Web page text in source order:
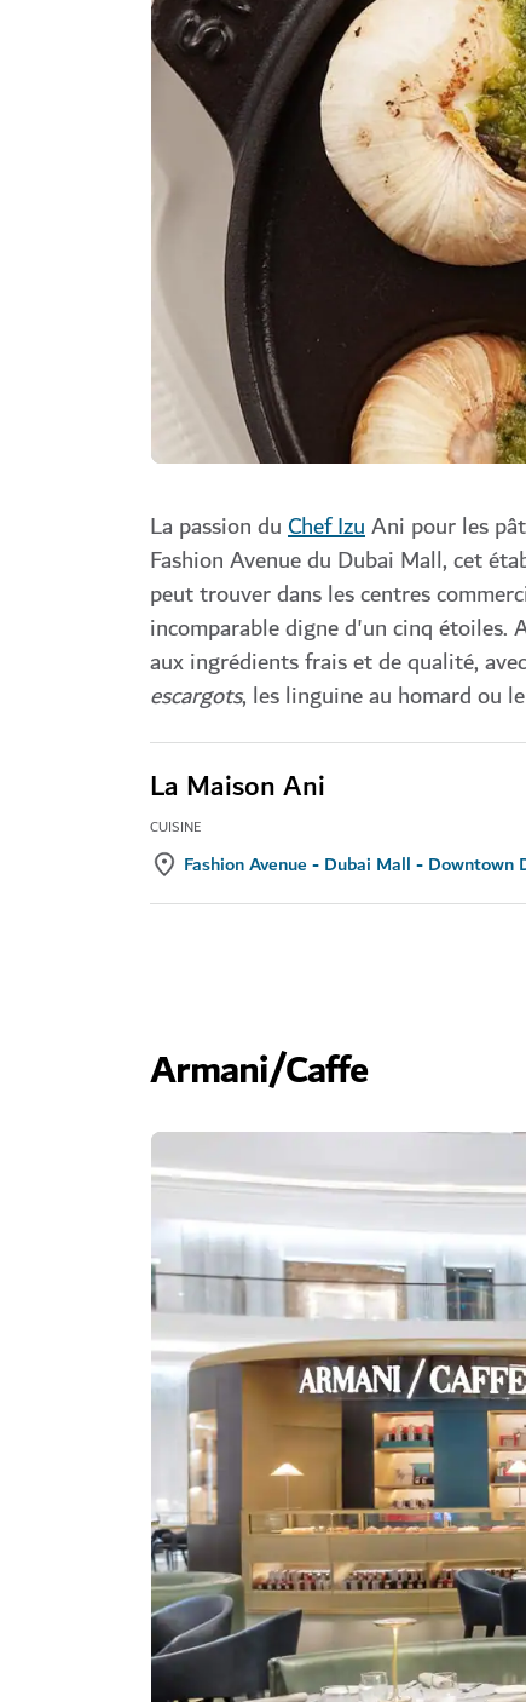
La passion duChef IzuAni pour les
Fashion Avenue du Dubai Mall, cet
peut trouver dans les centres
incomparable digne d'un cinq étoiles.
aux ingrédients frais et de qualité,
escargots, les linguine au homard ou
La Maison Ani
CUISINE
Fashion Avenue - Dubai Mall - Downtown
Armani/Caffe